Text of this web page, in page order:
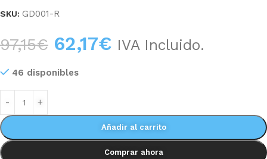
SKU: GD001-R
97,15€ 62,17€ IVA Incluido.
46 disponibles
Añadir al carrito
Comprar ahora